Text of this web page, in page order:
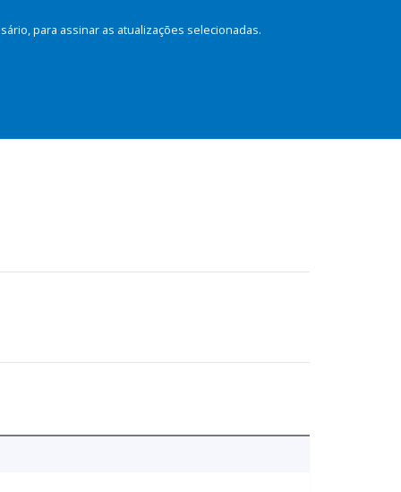
para assinar as atualizações selecionadas.